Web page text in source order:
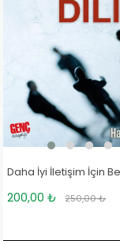
200,00 ₺ 250,00 ₺